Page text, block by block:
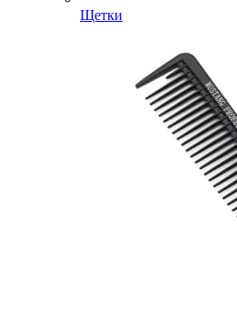
Щетки